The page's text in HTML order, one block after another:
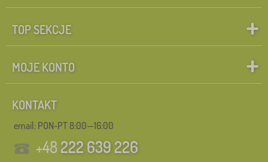
TOP SEKCJE
MOJE KONTO
KONTAKT
email: PON-PT 8:00—16:00
+48222 639 226